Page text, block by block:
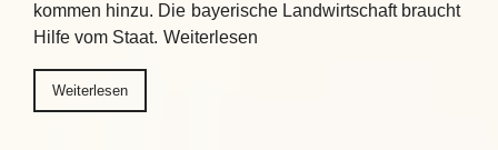
kommen hinzu. Die bayerische Landwirtschaft braucht
Hilfe vom Staat. Weiterlesen
Weiterlesen